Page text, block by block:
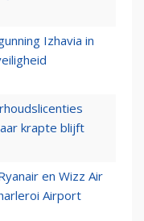
Izhavia in
krapte blijft
en Wizz Air
Airport